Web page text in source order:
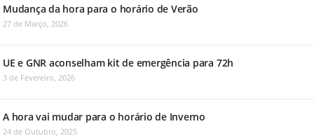
Mudança da hora para o horário de Verão
27 de Março, 2026
UE e GNR aconselham kit de emergência para 72h
3 de Fevereiro, 2026
A hora vai mudar para o horário de Inverno
24 de Outubro, 2025